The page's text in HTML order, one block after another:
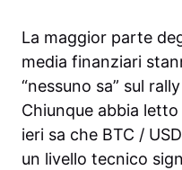
La maggior parte
media finanziari
“nessuno sa” sul
Chiunque abbia
ieri sa che BTC /
un livello tecnico